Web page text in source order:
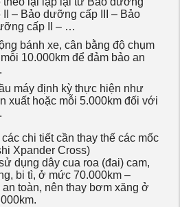
– Bảo dưỡng cấp III – Bảo
cấp II – …
bánh xe, cân bằng độ chụm
10.000km để đảm bảo an
máy định kỳ thực hiện như
xuất hoặc mỗi 5.000km đối với
chi tiết cần thay thế các mốc
Xpander Cross)
dụng dây cua roa (đai) cam,
bi tì, ở mức 70.000km –
toàn, nên thay bơm xăng ở